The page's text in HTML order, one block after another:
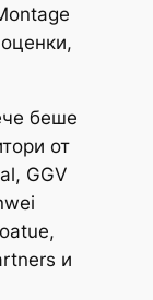
беше
от
GGV
и